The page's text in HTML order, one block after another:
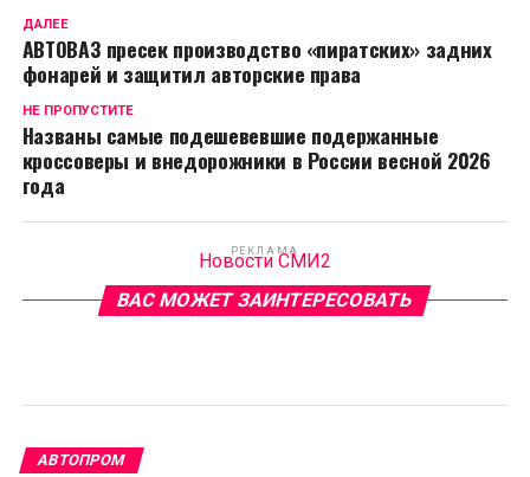
ДАЛЕЕ
АВТОВАЗ пресек производство «пиратских» задних
фонарей и защитил авторские права
НЕ ПРОПУСТИТЕ
Названы самые подешевевшие подержанные
кроссоверы и внедорожники в России весной 2026
года
РЕКЛАМА
Новости СМИ2
ВАС МОЖЕТ ЗАИНТЕРЕСОВАТЬ
АВТОПРОМ